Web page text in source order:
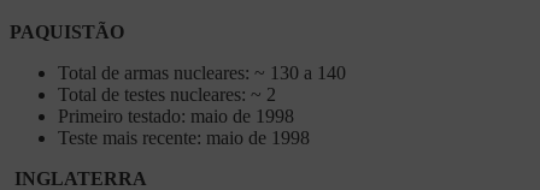
PAQUISTÃO
Total de armas nucleares: ~ 130 a 140
Total de testes nucleares: ~ 2
Primeiro testado: maio de 1998
Teste mais recente: maio de 1998
INGLATERRA